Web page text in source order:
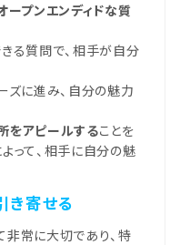
ープンエンディドな質
る質問で、相手が自分
ズに進み、自分の魅力
をアピールすることを
って、相手に自分の魅
き寄せる
非常に大切であり、特